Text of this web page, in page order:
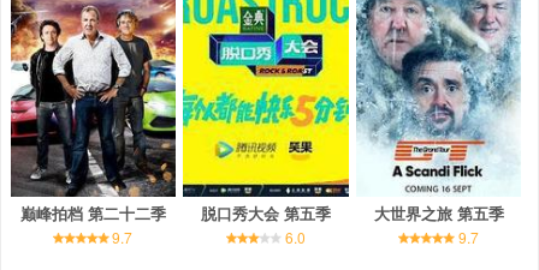
巅峰拍档 第二十二季
9.7
脱口秀大会 第五季
6.0
大世界之旅 第五季
9.7